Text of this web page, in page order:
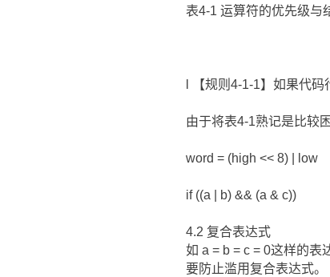
表4-1 运算符的优先级与
l 【规则4-1-1】如果代
由于将表4-1熟记是比较
word = (high << 8) | low
if ((a | b) && (a & c))
4.2 复合表达式
如 a = b = c = 0这样的表
要防止滥用复合表达式。